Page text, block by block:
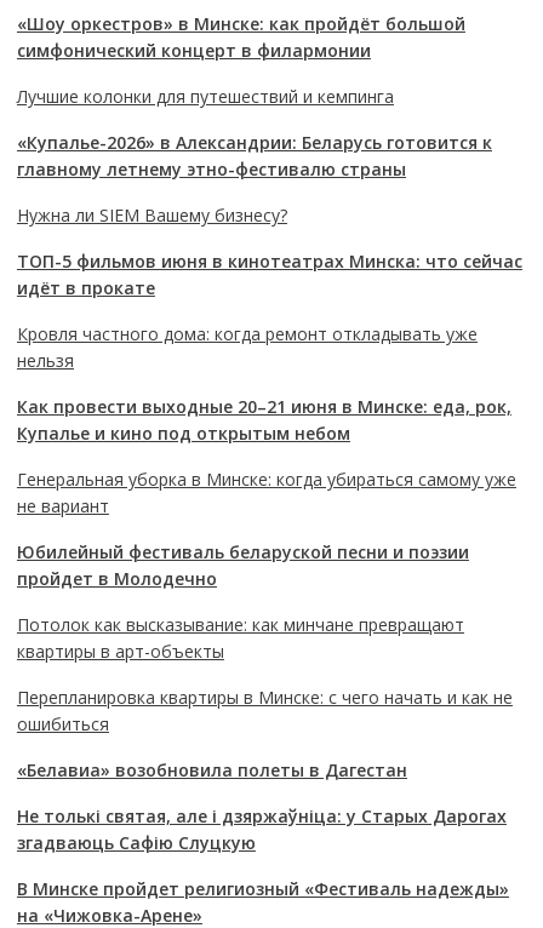
«Шоу оркестров» в Минске: как пройдёт большой
симфонический концерт в филармонии
Лучшие колонки для путешествий и кемпинга
«Купалье-2026» в Александрии: Беларусь готовится к
главному летнему этно-фестивалю страны
Нужна ли SIEM Вашему бизнесу?
ТОП-5 фильмов июня в кинотеатрах Минска: что сейчас
идёт в прокате
Кровля частного дома: когда ремонт откладывать уже
нельзя
Как провести выходные 20–21 июня в Минске: еда, рок,
Купалье и кино под открытым небом
Генеральная уборка в Минске: когда убираться самому уже
не вариант
Юбилейный фестиваль беларуской песни и поэзии
пройдет в Молодечно
Потолок как высказывание: как минчане превращают
квартиры в арт-объекты
Перепланировка квартиры в Минске: с чего начать и как не
ошибиться
«Белавиа» возобновила полеты в Дагестан
Не толькі святая, але і дзяржаўніца: у Старых Дарогах
згадваюць Сафію Слуцкую
В Минске пройдет религиозный «Фестиваль надежды»
на «Чижовка-Арене»